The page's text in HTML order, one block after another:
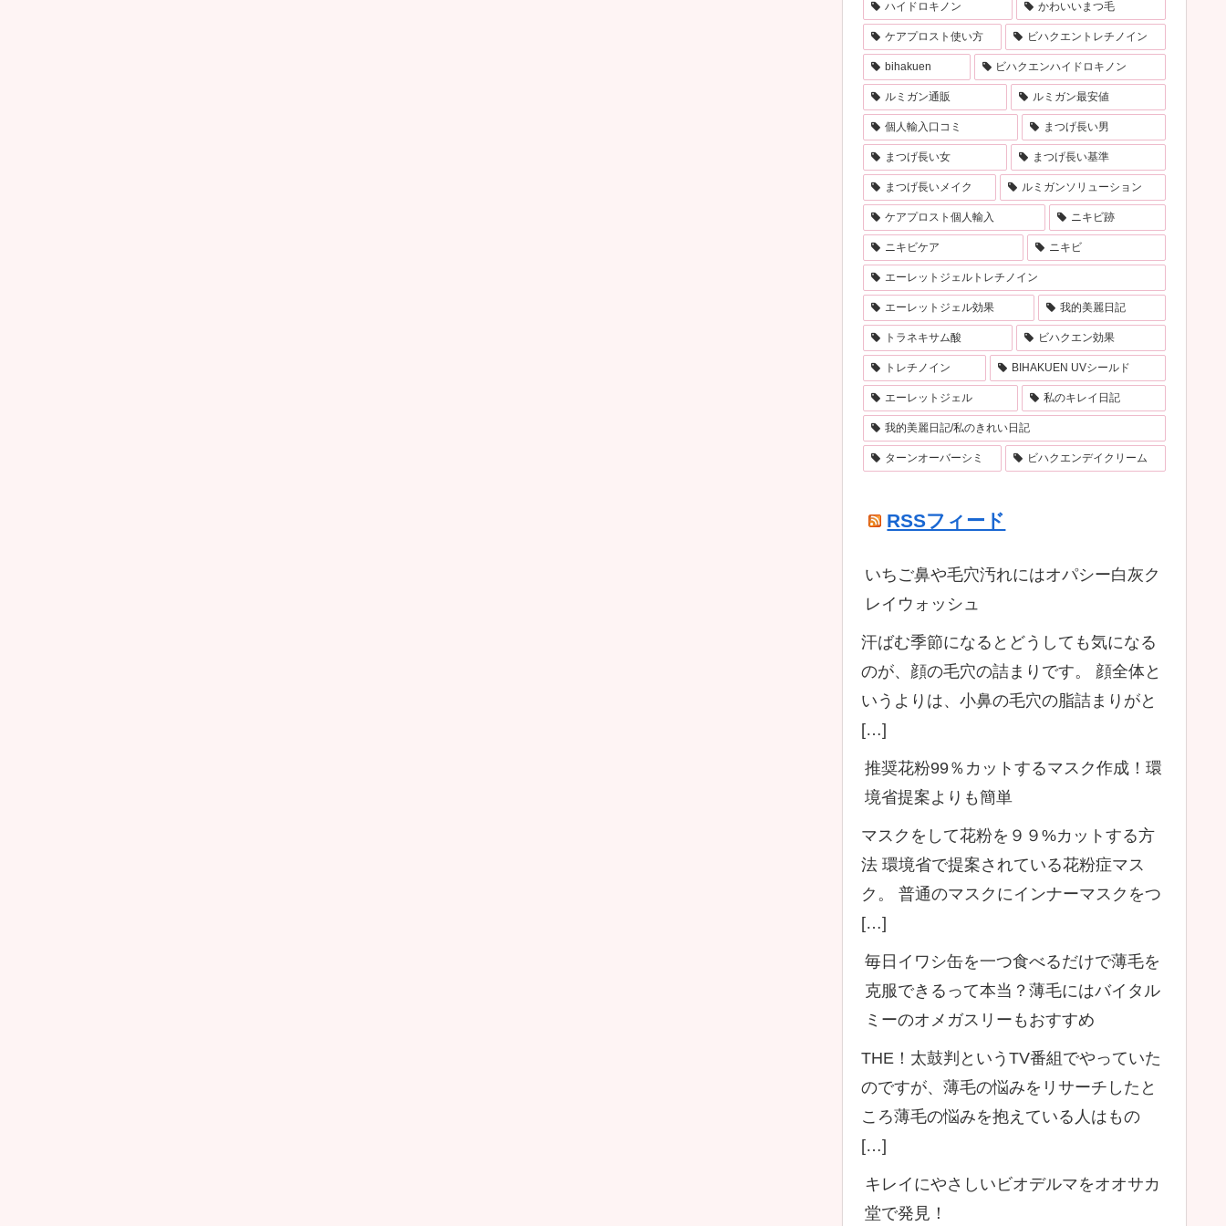
ハイドロキノン かわいいまつ毛
ケアプロスト使い方 ビハクエントレチノイン
bihakuen ビハクエンハイドロキノン
ルミガン通販 ルミガン最安値
個人輸入口コミ まつげ長い男
まつげ長い女 まつげ長い基準
まつげ長いメイク ルミガンソリューション
ケアプロスト個人輸入 ニキビ跡
ニキビケア ニキビ
エーレットジェルトレチノイン
エーレットジェル効果 我的美麗日記
トラネキサム酸 ビハクエン効果
トレチノイン BIHAKUEN UVシールド
エーレットジェル 私のキレイ日記
我的美麗日記/私のきれい日記
ターンオーバーシミ ビハクエンデイクリーム
RSSフィード
いちご鼻や毛穴汚れにはオパシー白灰ク
レイウォッシュ
汗ばむ季節になるとどうしても気になる
のが、顔の毛穴の詰まりです。 顔全体と
いうよりは、小鼻の毛穴の脂詰まりがと
[…]
推奨花粉99％カットするマスク作成！環
境省提案よりも簡単
マスクをして花粉を９９%カットする方
法 環境省で提案されている花粉症マス
ク。 普通のマスクにインナーマスクをつ
[…]
毎日イワシ缶を一つ食べるだけで薄毛を
克服できるって本当？薄毛にはバイタル
ミーのオメガスリーもおすすめ
THE！太鼓判というTV番組でやっていた
のですが、薄毛の悩みをリサーチしたと
ころ薄毛の悩みを抱えている人はもの
[…]
キレイにやさしいビオデルマをオオサカ
堂で発見！